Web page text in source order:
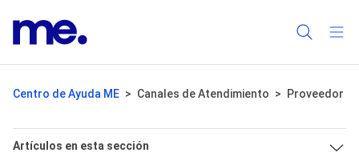
Centro de Ayuda ME Canales de Atendimiento Proveedor
Artículos en esta sección